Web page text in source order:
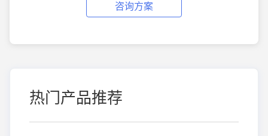
咨询方案
热门产品推荐